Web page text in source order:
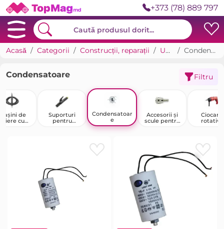
+373 (78) 889 797
Acasă Categorii Construcții, reparații Unelte Condensatoare
Condensatoare Filtru
de
tăiere cu
Suporturi
pentru
Condensatoar
e
Accesorii și
scule pentru
Ciocane
rotative